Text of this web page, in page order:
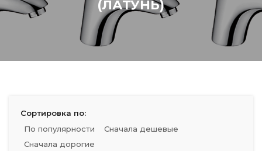
(ЛАТУНЬ)
Сортировка по:
По популярности
Сначала дешевые
Сначала дорогие